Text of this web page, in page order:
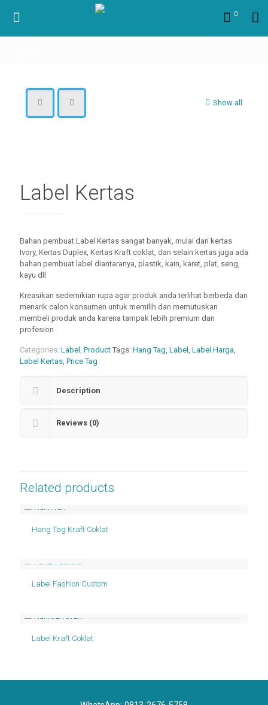
0
Show all
Label Kertas
Bahan pembuat Label Kertas sangat banyak, mulai dari kertas
Ivory, Kertas Duplex, Kertas Kraft coklat, dan selain kertas juga ada
bahan pembuat label diantaranya, plastik, kain, karet, plat, seng,
kayu dll
Kreasikan sedemikian rupa agar produk anda terlihat berbeda dan
menarik calon konsumen untuk memilih dan memutuskan
membeli produk anda karena tampak lebih premium dan
profesion
Categories: Label , Product Tags: Hang Tag, Label , Label Harga,
Label Kertas, Price Tag
Description
Reviews (0)
Related products
Hang Tag Kraft Coklat
Label Fashion Custom
Label Kraft Coklat